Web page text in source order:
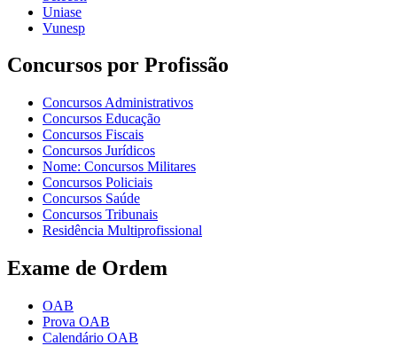
Uniase
Vunesp
Concursos por Profissão
Concursos Administrativos
Concursos Educação
Concursos Fiscais
Concursos Jurídicos
Nome: Concursos Militares
Concursos Policiais
Concursos Saúde
Concursos Tribunais
Residência Multiprofissional
Exame de Ordem
OAB
Prova OAB
Calendário OAB